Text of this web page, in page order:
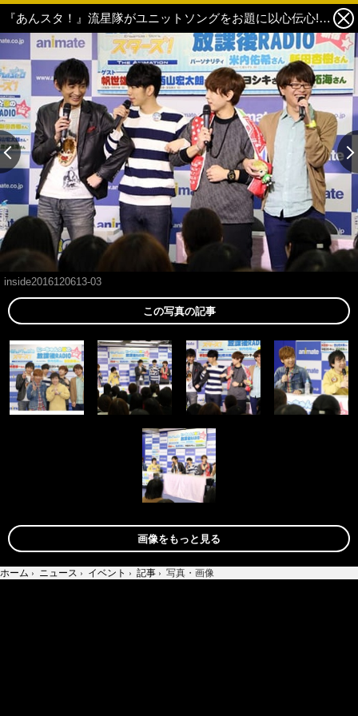
『あんスタ！』流星隊がユニットソングをお題に以心伝心!? スペシャルラジオ「あんさんぶるスターズ！THE ANIMATION に～ちゃん☆忍の放課後RADIO」公開録音オフィシャルレポート到着!! 3枚目の写真・画像
inside2016120613-03
この写真の記事
画像をもっと見る
ホーム › ニュース › イベント › 記事 › 写真・画像